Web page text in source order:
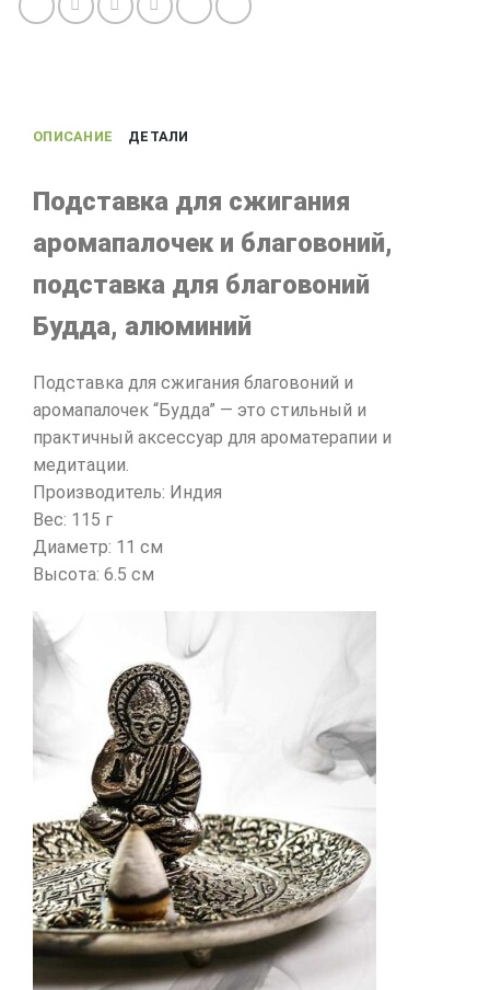
и
ОПИСАНИЕ ДЕТАЛИ
Подставка для сжигания
аромапалочек и благовоний,
подставка для благовоний
Будда, алюминий
Подставка для сжигания благовоний и
аромапалочек “Будда” — это стильный и
практичный аксессуар для ароматерапии и
медитации.
Производитель: Индия
Вес: 115 г
Диаметр: 11 см
Высота: 6.5 см